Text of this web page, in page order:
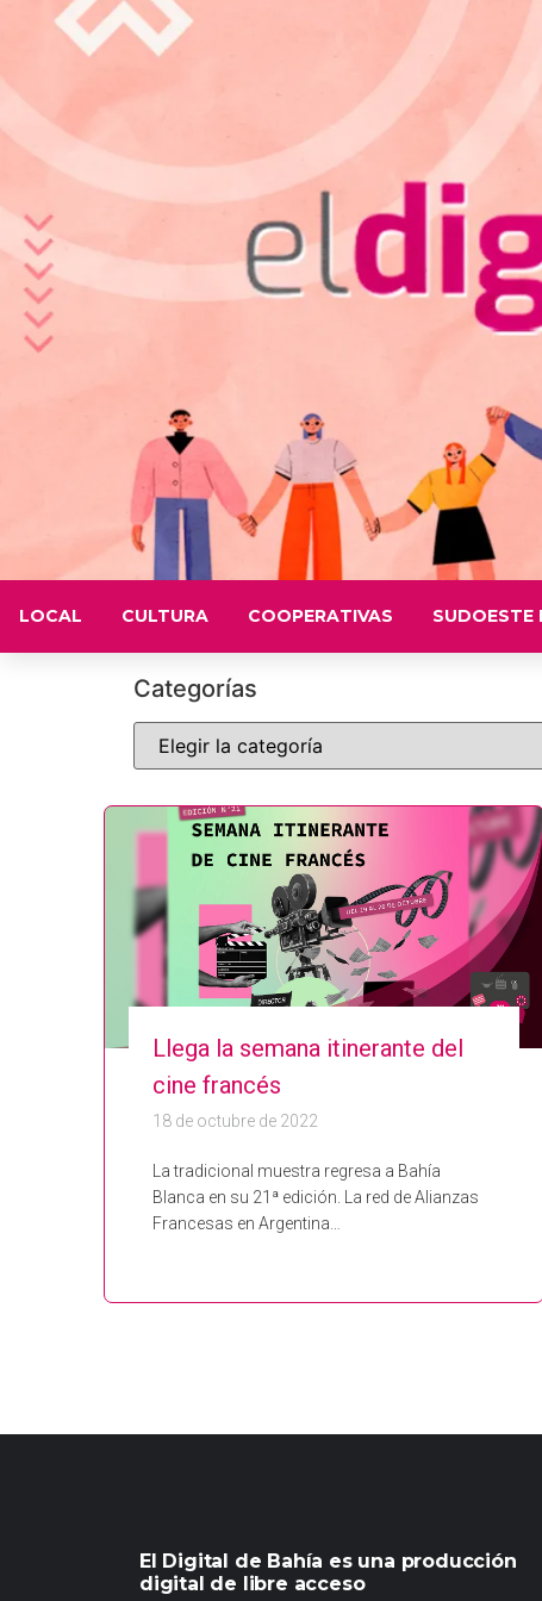
LOCAL CULTURA COOPERATIVAS SUDOESTE
Categorías
Llega la semana itinerante del
cine francés
18 de octubre de 2022
La tradicional muestra regresa a Bahía
Blanca en su 21ª edición. La red de Alianzas
Francesas en Argentina…
El Digital de Bahía es una producción
digital de libre acceso